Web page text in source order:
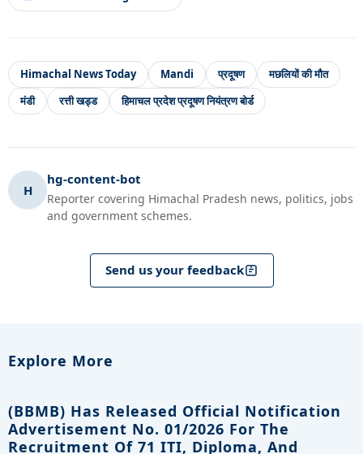
Himachal News Today Mandi प्रदूषण
मछलियों की मौत
मंडी
रत्ती खड्ड हिमाचल प्रदेश प्रदूषण नियंत्रण बोर्ड
H
hg-content-bot
Reporter covering Himachal Pradesh news, politics, jobs
and government schemes.
Send us your feedback
Explore More
(BBMB) Has Released Official Notification
Advertisement No. 01/2026 For The
Recruitment Of 71 ITI, Diploma, And